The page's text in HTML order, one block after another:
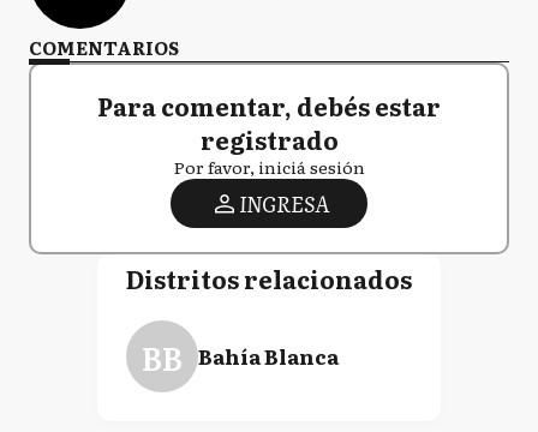
COMENTARIOS
Para comentar, debés estar
registrado
Por favor, iniciá sesión
INGRESA
Distritos relacionados
BB Bahía Blanca